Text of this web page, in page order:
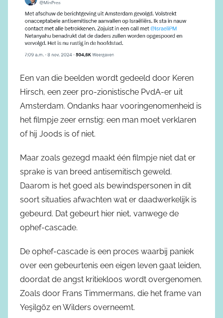
Een van die beelden wordt gedeeld door Keren
Hirsch, een zeer pro-zionistische PvdA-er uit
Amsterdam. Ondanks haar vooringenomenheid is
het filmpje zeer ernstig: een man moet verklaren
of hij Joods is of niet.
Maar zoals gezegd maakt één filmpje niet dat er
sprake is van breed antisemitisch geweld.
Daarom is het goed als bewindspersonen in dit
soort situaties afwachten wat er daadwerkelijk is
gebeurd. Dat gebeurt hier niet, vanwege de
ophef-cascade.
De ophef-cascade is een proces waarbij paniek
over een gebeurtenis een eigen leven gaat leiden,
doordat de angst kritiekloos wordt overgenomen.
Zoals door Frans Timmermans, die het frame van
Yeşilgöz en Wilders overneemt.